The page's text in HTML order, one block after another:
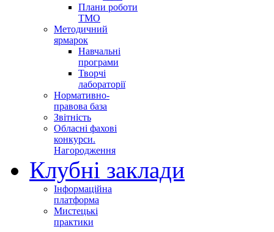
Плани роботи
ТМО
Методичний
ярмарок
Навчальні
програми
Творчі
лабораторії
Нормативно-
правова база
Звітність
Обласні фахові
конкурси.
Нагородження
Клубні заклади
Інформаційна
платформа
Мистецькі
практики